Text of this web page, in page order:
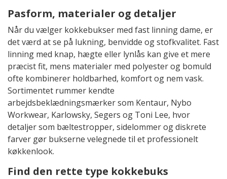
Pasform, materialer og detaljer
Når du vælger kokkebukser med fast linning dame, er
det værd at se på lukning, benvidde og stofkvalitet. Fast
linning med knap, hægte eller lynlås kan give et mere
præcist fit, mens materialer med polyester og bomuld
ofte kombinerer holdbarhed, komfort og nem vask.
Sortimentet rummer kendte
arbejdsbeklædningsmærker som Kentaur, Nybo
Workwear, Karlowsky, Segers og Toni Lee, hvor
detaljer som bæltestropper, sidelommer og diskrete
farver gør bukserne velegnede til et professionelt
køkkenlook.
Find den rette type kokkebuks